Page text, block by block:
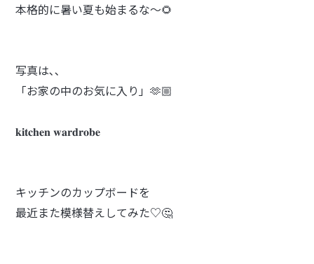
本格的に暑い夏も始まるな〜🌻
写真は､､
「お家の中のお気に入り」🫶🏼
ㅤ𝐤𝐢𝐭𝐜𝐡𝐞𝐧 𝐰𝐚𝐫𝐝𝐫𝐨𝐛𝐞
キッチンのカップボードを
最近また模様替えしてみた♡🤔